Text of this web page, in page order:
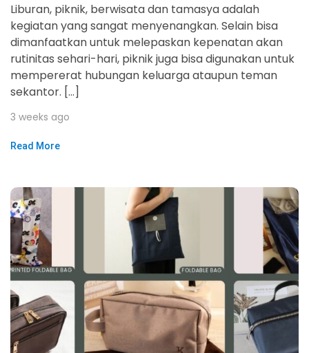
Liburan, piknik, berwisata dan tamasya adalah
kegiatan yang sangat menyenangkan. Selain bisa
dimanfaatkan untuk melepaskan kepenatan akan
rutinitas sehari-hari, piknik juga bisa digunakan untuk
mempererat hubungan keluarga ataupun teman
sekantor. […]
3 weeks ago
Read More